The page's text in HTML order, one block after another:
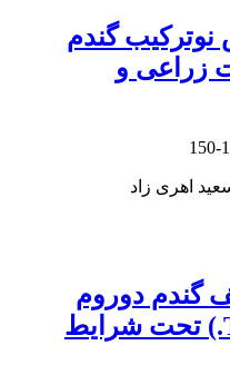
نوترکیب گندم
زراعی و
اهری زاد
گندم دوروم
(Triticum turgidum L.) تحت شرایط